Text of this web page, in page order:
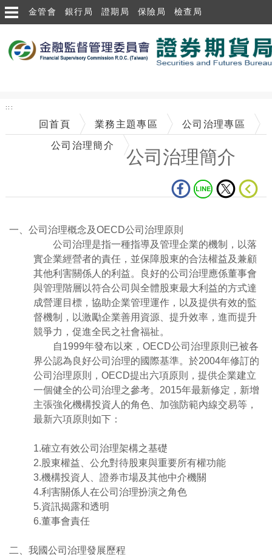
跳到主要內容區塊
金管會 銀行局 證期局 保險局 檢查局
:::
回首頁 業務主題專區 公司治理專區
公司治理簡介
公司治理簡介
一、公司治理概念及OECD公司治理原則
公司治理是指一種指導及管理企業的機制，以落
實企業經營者的責任，並保障股東的合法權益及兼顧
其他利害關係人的利益。良好的公司治理應係董事會
與管理階層以符合公司與全體股東最大利益的方式達
成營運目標，協助企業管理運作，以及提供有效的監
督機制，以激勵企業善用資源、提升效率，進而提升
競爭力，促進全民之社會福祉。
自1999年發布以來，OECD公司治理原則已被各
界公認為良好公司治理的國際基準。於2004年修訂的
公司治理原則，OECD提出六項原則，提供企業建立
一個健全的公司治理之參考。2015年最新修定，新增
主張強化機構投資人的角色、加強防範內線交易等，
最新六項原則如下：
1.確立有效公司治理架構之基礎
2.股東權益、公允對待股東與重要所有權功能
3.機構投資人、證券市場及其他中介機關
4.利害關係人在公司治理扮演之角色
5.資訊揭露和透明
6.董事會責任
二、我國公司治理發展歷程